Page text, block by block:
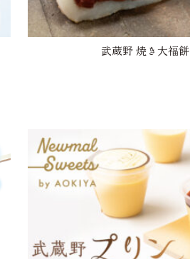
武蔵野 焼き大福餅